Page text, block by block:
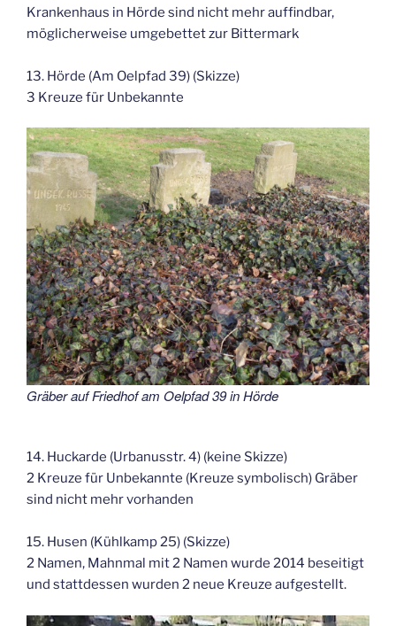
Krankenhaus in Hörde sind nicht mehr auffindbar,
möglicherweise umgebettet zur Bittermark
13. Hörde (Am Oelpfad 39) (Skizze)
3 Kreuze für Unbekannte
Gräber auf Friedhof am Oelpfad 39 in Hörde
14. Huckarde (Urbanusstr. 4) (keine Skizze)
2 Kreuze für Unbekannte (Kreuze symbolisch) Gräber
sind nicht mehr vorhanden
15. Husen (Kühlkamp 25) (Skizze)
2 Namen, Mahnmal mit 2 Namen wurde 2014 beseitigt
und stattdessen wurden 2 neue Kreuze aufgestellt.